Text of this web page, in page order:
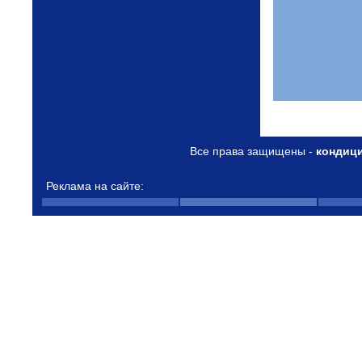
Все права защищены -
Реклама на сайте: